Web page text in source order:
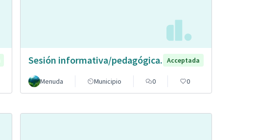
Sesión informativa/pedagógica. Acceptada
Menuda Municipio 0 0